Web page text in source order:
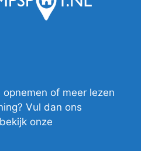
of meer lezen
Vul dan ons
onze